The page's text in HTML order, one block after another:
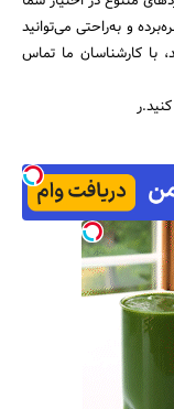
و به‌راحتی می‌توانید
با کارشناسان ما تماس